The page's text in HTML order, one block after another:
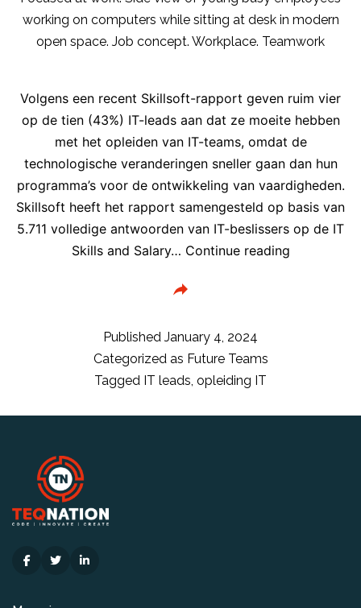
working on computers while sitting at desk in modern
open space. Job concept. Workplace. Teamwork
Volgens een recent Skillsoft-rapport geven ruim vier
op de tien (43%) IT-leads aan dat ze moeite hebben
met het opleiden van IT-teams, omdat de
technologische veranderingen sneller gaan dan hun
programma’s voor de ontwikkeling van vaardigheden.
Skillsoft heeft het rapport samengesteld op basis van
5.711 volledige antwoorden van IT-beslissers op de IT
Skills and Salary… Continue readingOpleiden
Published January 4, 2024
Categorized as Future Teams
Tagged IT leads, opleiding IT